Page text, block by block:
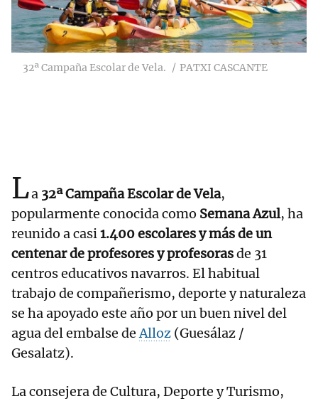
32ª Campaña Escolar de Vela. PATXI CASCANTE
La 32ª Campaña Escolar de Vela,
popularmente conocida como Semana Azul, ha
reunido a casi1.400 escolares y más de un
centenar de profesores y profesorasde 31
centros educativos navarros. El habitual
trabajo de compañerismo, deporte y naturaleza
se ha apoyado este año por un buen nivel del
agua del embalse deAlloz (Guesálaz /
Gesalatz).
La consejera de Cultura, Deporte y Turismo,